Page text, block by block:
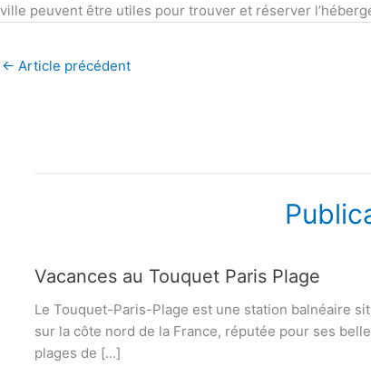
ville peuvent être utiles pour trouver et réserver
← Article précédent
Vacances au Touquet Paris Plage
Le Touquet-Paris-Plage est une station balnéaire
sur la côte nord de la France, réputée pour ses
plages de […]